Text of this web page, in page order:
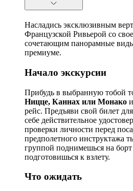
Насладись эксклюзивным
Французской Ривьерой со
сочетающим панорамные
премиуме.
Начало экскурсии
Прибудь в выбранную тобой
Ницце, Каннах или Монако
рейс. Предъяви свой билет
себе действительное
проверки личности перед
предполетного инструктажа
группой поднимешься на борт
подготовишься к взлету.
Что ожидать